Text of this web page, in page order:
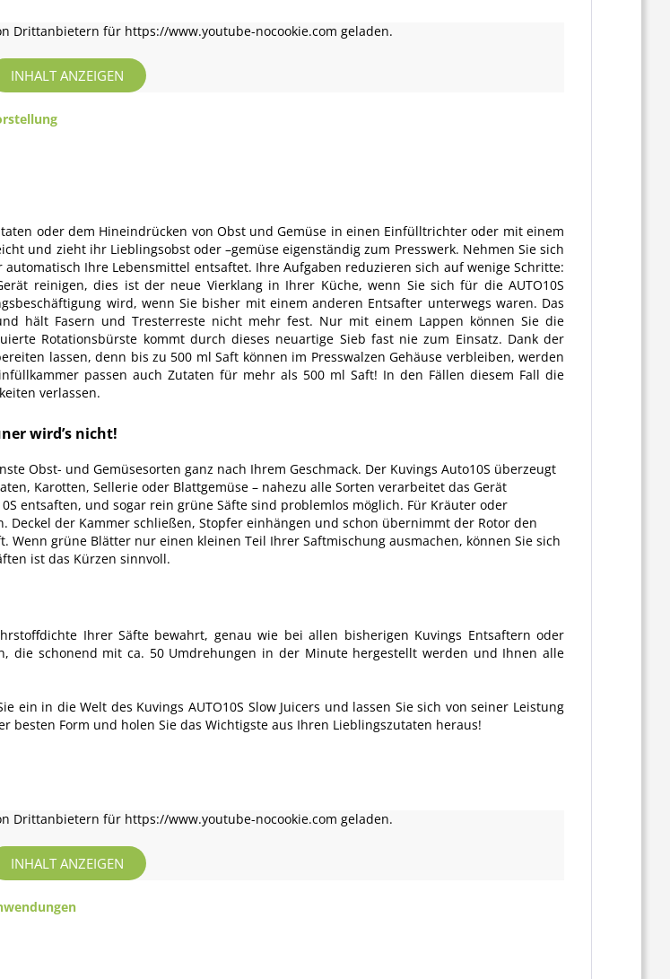
Drittanbietern für https://www.youtube-nocookie.com geladen.
INHALT ANZEIGEN
oder dem Hineindrücken von Obst und Gemüse in einen Einfülltrichter oder mit einem
und zieht ihr Lieblingsobst oder –gemüse eigenständig zum Presswerk. Nehmen Sie sich
Ihre Lebensmittel entsaftet. Ihre Aufgaben reduzieren sich auf wenige Schritte:
reinigen, dies ist der neue Vierklang in Ihrer Küche, wenn Sie sich für die AUTO10S
wird, wenn Sie bisher mit einem anderen Entsafter unterwegs waren. Das
hält Fasern und Tresterreste nicht mehr fest. Nur mit einem Lappen können Sie die
Rotationsbürste kommt durch dieses neuartige Sieb fast nie zum Einsatz. Dank der
lassen, denn bis zu 500 ml Saft können im Presswalzen Gehäuse verbleiben, werden
passen auch Zutaten für mehr als 500 ml Saft! In den Fällen diesem Fall die
verlassen.
wird’s nicht!
Obst- und Gemüsesorten ganz nach Ihrem Geschmack. Der Kuvings Auto10S überzeugt
Karotten, Sellerie oder Blattgemüse – nahezu alle Sorten verarbeitet das Gerät
entsaften, und sogar rein grüne Säfte sind problemlos möglich. Für Kräuter oder
Deckel der Kammer schließen, Stopfer einhängen und schon übernimmt der Rotor den
grüne Blätter nur einen kleinen Teil Ihrer Saftmischung ausmachen, können Sie sich
ist das Kürzen sinnvoll.
Ihrer Säfte bewahrt, genau wie bei allen bisherigen Kuvings Entsaftern oder
die schonend mit ca. 50 Umdrehungen in der Minute hergestellt werden und Ihnen alle
ein in die Welt des Kuvings AUTO10S Slow Juicers und lassen Sie sich von seiner Leistung
Form und holen Sie das Wichtigste aus Ihren Lieblingszutaten heraus!
Drittanbietern für https://www.youtube-nocookie.com geladen.
INHALT ANZEIGEN